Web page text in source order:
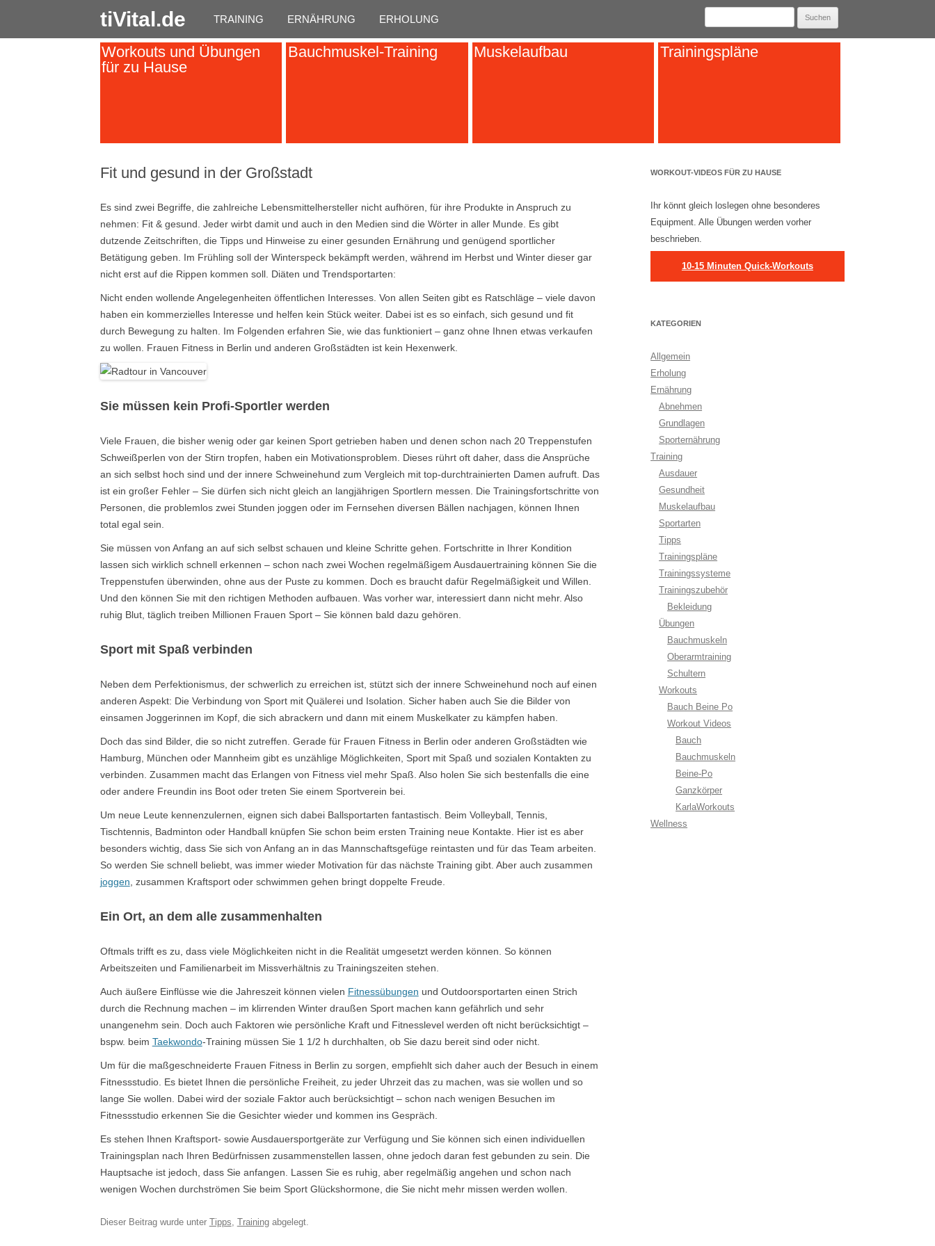
tiVital.de TRAINING ERNÄHRUNG ERHOLUNG
Suchen
Workouts und Übungen
für zu Hause
Bauchmuskel-Training Muskelaufbau Trainingspläne
Fit und gesund in der Großstadt
Es sind zwei Begriffe, die zahlreiche Lebensmittelhersteller nicht aufhören, für ihre Produkte in Anspruch zu
nehmen: Fit & gesund. Jeder wirbt damit und auch in den Medien sind die Wörter in aller Munde. Es gibt
dutzende Zeitschriften, die Tipps und Hinweise zu einer gesunden Ernährung und genügend sportlicher
Betätigung geben. Im Frühling soll der Winterspeck bekämpft werden, während im Herbst und Winter dieser gar
nicht erst auf die Rippen kommen soll. Diäten und Trendsportarten:
Nicht enden wollende Angelegenheiten öffentlichen Interesses. Von allen Seiten gibt es Ratschläge – viele davon
haben ein kommerzielles Interesse und helfen kein Stück weiter. Dabei ist es so einfach, sich gesund und fit
durch Bewegung zu halten. Im Folgenden erfahren Sie, wie das funktioniert – ganz ohne Ihnen etwas verkaufen
zu wollen. Frauen Fitness in Berlin und anderen Großstädten ist kein Hexenwerk.
Sie müssen kein Profi-Sportler werden
Viele Frauen, die bisher wenig oder gar keinen Sport getrieben haben und denen schon nach 20 Treppenstufen
Schweißperlen von der Stirn tropfen, haben ein Motivationsproblem. Dieses rührt oft daher, dass die Ansprüche
an sich selbst hoch sind und der innere Schweinehund zum Vergleich mit top-durchtrainierten Damen aufruft. Das
ist ein großer Fehler – Sie dürfen sich nicht gleich an langjährigen Sportlern messen. Die Trainingsfortschritte von
Personen, die problemlos zwei Stunden joggen oder im Fernsehen diversen Bällen nachjagen, können Ihnen
total egal sein.
Sie müssen von Anfang an auf sich selbst schauen und kleine Schritte gehen. Fortschritte in Ihrer Kondition
lassen sich wirklich schnell erkennen – schon nach zwei Wochen regelmäßigem Ausdauertraining können Sie die
Treppenstufen überwinden, ohne aus der Puste zu kommen. Doch es braucht dafür Regelmäßigkeit und Willen.
Und den können Sie mit den richtigen Methoden aufbauen. Was vorher war, interessiert dann nicht mehr. Also
ruhig Blut, täglich treiben Millionen Frauen Sport – Sie können bald dazu gehören.
Sport mit Spaß verbinden
Neben dem Perfektionismus, der schwerlich zu erreichen ist, stützt sich der innere Schweinehund noch auf einen
anderen Aspekt: Die Verbindung von Sport mit Quälerei und Isolation. Sicher haben auch Sie die Bilder von
einsamen Joggerinnen im Kopf, die sich abrackern und dann mit einem Muskelkater zu kämpfen haben.
Doch das sind Bilder, die so nicht zutreffen. Gerade für Frauen Fitness in Berlin oder anderen Großstädten wie
Hamburg, München oder Mannheim gibt es unzählige Möglichkeiten, Sport mit Spaß und sozialen Kontakten zu
verbinden. Zusammen macht das Erlangen von Fitness viel mehr Spaß. Also holen Sie sich bestenfalls die eine
oder andere Freundin ins Boot oder treten Sie einem Sportverein bei.
Um neue Leute kennenzulernen, eignen sich dabei Ballsportarten fantastisch. Beim Volleyball, Tennis,
Tischtennis, Badminton oder Handball knüpfen Sie schon beim ersten Training neue Kontakte. Hier ist es aber
besonders wichtig, dass Sie sich von Anfang an in das Mannschaftsgefüge reintasten und für das Team arbeiten.
So werden Sie schnell beliebt, was immer wieder Motivation für das nächste Training gibt. Aber auch zusammen
joggen , zusammen Kraftsport oder schwimmen gehen bringt doppelte Freude.
Ein Ort, an dem alle zusammenhalten
Oftmals trifft es zu, dass viele Möglichkeiten nicht in die Realität umgesetzt werden können. So können
Arbeitszeiten und Familienarbeit im Missverhältnis zu Trainingszeiten stehen.
Auch äußere Einflüsse wie die Jahreszeit können vielen Fitnessübungen und Outdoorsportarten einen Strich
durch die Rechnung machen – im klirrenden Winter draußen Sport machen kann gefährlich und sehr
unangenehm sein. Doch auch Faktoren wie persönliche Kraft und Fitnesslevel werden oft nicht berücksichtigt –
bspw. beim Taekwondo-Training müssen Sie 1 1/2 h durchhalten, ob Sie dazu bereit sind oder nicht.
Um für die maßgeschneiderte Frauen Fitness in Berlin zu sorgen, empfiehlt sich daher auch der Besuch in einem
Fitnessstudio. Es bietet Ihnen die persönliche Freiheit, zu jeder Uhrzeit das zu machen, was sie wollen und so
lange Sie wollen. Dabei wird der soziale Faktor auch berücksichtigt – schon nach wenigen Besuchen im
Fitnessstudio erkennen Sie die Gesichter wieder und kommen ins Gespräch.
Es stehen Ihnen Kraftsport- sowie Ausdauersportgeräte zur Verfügung und Sie können sich einen individuellen
Trainingsplan nach Ihren Bedürfnissen zusammenstellen lassen, ohne jedoch daran fest gebunden zu sein. Die
Hauptsache ist jedoch, dass Sie anfangen. Lassen Sie es ruhig, aber regelmäßig angehen und schon nach
wenigen Wochen durchströmen Sie beim Sport Glückshormone, die Sie nicht mehr missen werden wollen.
Dieser Beitrag wurde unter Tipps, Trainingabgelegt.
WORKOUT-VIDEOS FÜR ZU HAUSE
Ihr könnt gleich loslegen ohne besonderes
Equipment. Alle Übungen werden vorher
beschrieben.
10-15 Minuten Quick-Workouts
KATEGORIEN
Allgemein
Erholung
Ernährung
Abnehmen
Grundlagen
Sporternährung
Training
Ausdauer
Gesundheit
Muskelaufbau
Sportarten
Tipps
Trainingspläne
Trainingssysteme
Trainingszubehör
Bekleidung
Übungen
Bauchmuskeln
Oberarmtraining
Schultern
Workouts
Bauch Beine Po
Workout Videos
Bauch
Bauchmuskeln
Beine-Po
Ganzkörper
KarlaWorkouts
Wellness